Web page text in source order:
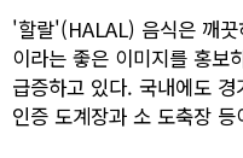
'할랄'(HALAL) 음식은 깨
이라는 좋은 이미지를 홍보
급증하고 있다. 국내에도
인증 도계장과 소 도축장